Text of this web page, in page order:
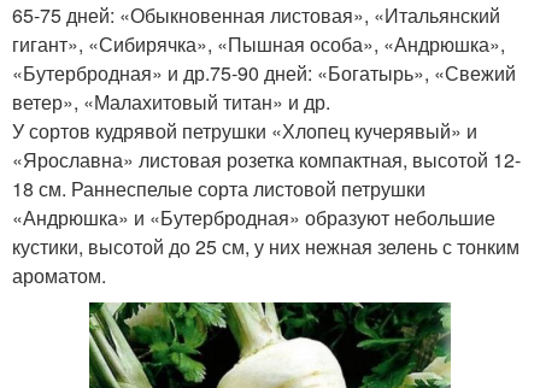
65-75 дней: «Обыкновенная листовая», «Итальянский
гигант», «Сибирячка», «Пышная особа», «Андрюшка»,
«Бутербродная» и др.75-90 дней: «Богатырь», «Свежий
ветер», «Малахитовый титан» и др.
У сортов кудрявой петрушки «Хлопец кучерявый» и
«Ярославна» листовая розетка компактная, высотой 12-
18 см. Раннеспелые сорта листовой петрушки
«Андрюшка» и «Бутербродная» образуют небольшие
кустики, высотой до 25 см, у них нежная зелень с тонким
ароматом.